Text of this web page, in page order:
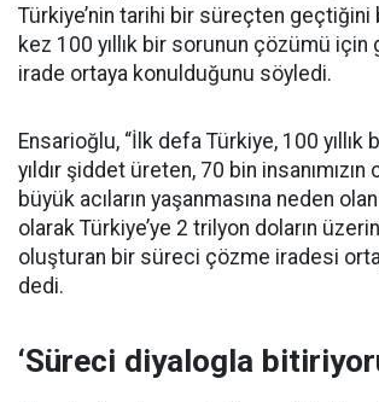
Türkiye’nin tarihi bir süreçten geçtiğini
kez 100 yıllık bir sorunun çözümü
irade ortaya konulduğunu söyledi.
Ensarioğlu, “İlk defa Türkiye, 100 yıllık
yıldır şiddet üreten, 70 bin insanımızın
büyük acıların yaşanmasına neden
olarak Türkiye’ye 2 trilyon doların
oluşturan bir süreci çözme iradesi
dedi.
‘Süreci diyalogla